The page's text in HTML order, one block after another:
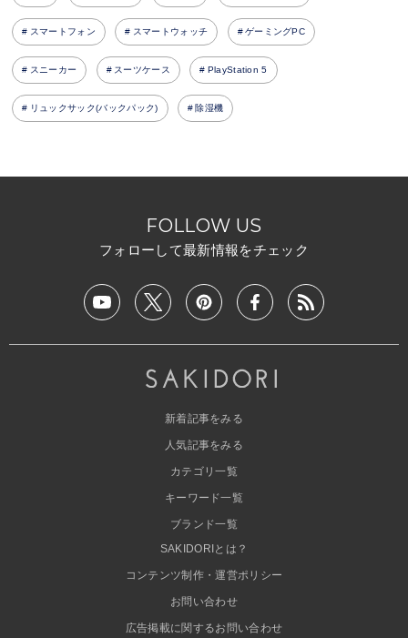
スマートフォン スマートウォッチ ゲーミングPC
スニーカー スーツケース PlayStation 5
リュックサック(バックパック) 除湿機
FOLLOW US
フォローして最新情報をチェック
新着記事をみる
人気記事をみる
カテゴリ一覧
キーワード一覧
ブランド一覧
SAKIDORIとは？
コンテンツ制作・運営ポリシー
お問い合わせ
広告掲載に関するお問い合わせ